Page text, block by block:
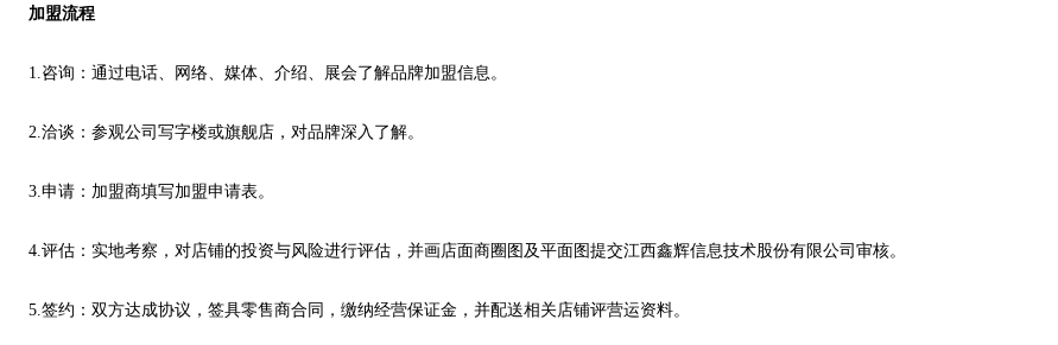
加盟流程
1.咨询：通过电话、网络、媒体、介绍、展会了解品牌加盟信息。
2.洽谈：参观公司写字楼或旗舰店，对品牌深入了解。
3.申请：加盟商填写加盟申请表。
4.评估：实地考察，对店铺的投资与风险进行评估，并画店面商圈图及平面图提交江西鑫辉信息技术股份有限公司审核。
5.签约：双方达成协议，签具零售商合同，缴纳经营保证金，并配送相关店铺评营运资料。